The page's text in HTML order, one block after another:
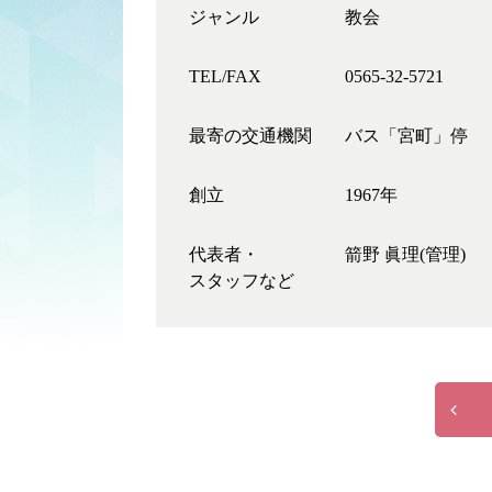
ジャンル 教会
TEL/FAX 0565-32-5721
最寄の交通機関 バス「宮町」停
創立 1967年
代表者・
スタッフなど
箭野 眞理(管理)